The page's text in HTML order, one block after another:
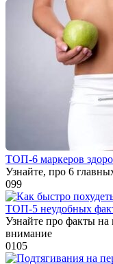
ТОП-6 маркеров
Узнайте, про 6
099
ТОП-5 неудобных
Узнайте про факты на
внимание
0105